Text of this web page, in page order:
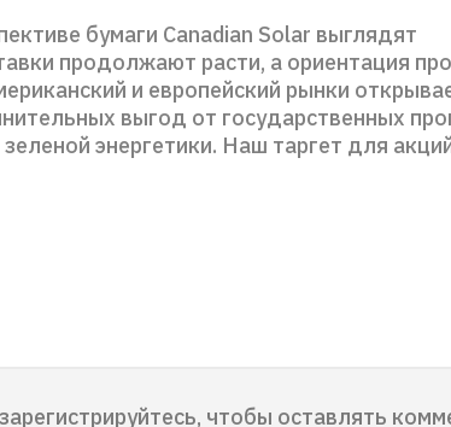
бумаги Canadian Solar выглядят
продолжают расти, а ориентация
и европейский рынки
выгод от государственных
энергетики. Наш таргет для
чтобы оставлять